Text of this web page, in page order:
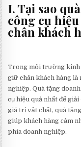
I. Tại sao
công cụ
chân khách
Trong môi trường kinh
giữ chân khách hàng
nghiệp. Quà tặng
cụ hiệu quả nhất để
giá trị vật chất, quà
giúp khách hàng cảm
phía doanh nghiệp.